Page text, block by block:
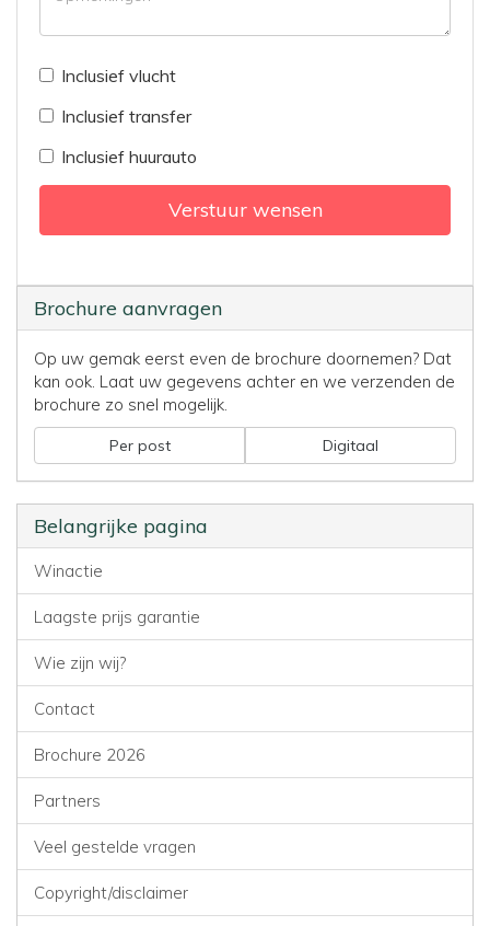
Inclusief vlucht
Inclusief transfer
Inclusief huurauto
Verstuur wensen
Brochure aanvragen
Op uw gemak eerst even de brochure doornemen? Dat
kan ook. Laat uw gegevens achter en we verzenden de
brochure zo snel mogelijk.
Per post Digitaal
Belangrijke pagina
Winactie
Laagste prijs garantie
Wie zijn wij?
Contact
Brochure 2026
Partners
Veel gestelde vragen
Copyright/disclaimer